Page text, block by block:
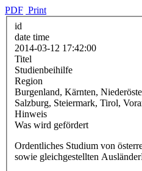
PDF Print
id
date time
2014-03-12 17:42:00
Titel
Studienbeihilfe
Region
Burgenland, Kärnten,
Salzburg, Steiermark, Tirol,
Hinweis
Was wird gefördert
Ordentliches Studium von
sowie gleichgestellten